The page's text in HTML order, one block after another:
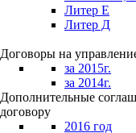
Литер Е
Литер Д
Договоры на
за 2015г.
за 2014г.
Дополнительные
договору
2016 год